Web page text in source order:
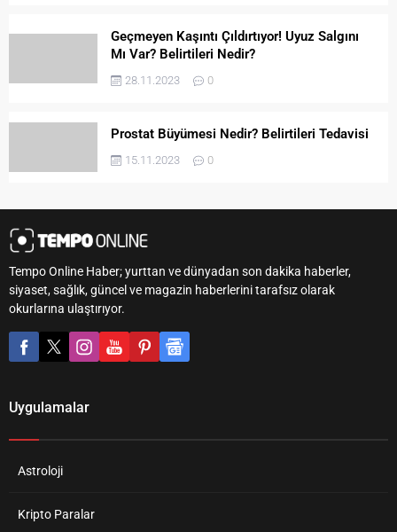
Geçmeyen Kaşıntı Çıldırtıyor! Uyuz Salgını
Mı Var? Belirtileri Nedir?
28.11.2023 0
Prostat Büyümesi Nedir? Belirtileri Tedavisi
15.11.2023 0
Tempo Online Haber; yurttan ve dünyadan son dakika haberler,
siyaset, sağlık, güncel ve magazin haberlerini tarafsız olarak
okurlarına ulaştırıyor.
Uygulamalar
Astroloji
Kripto Paralar